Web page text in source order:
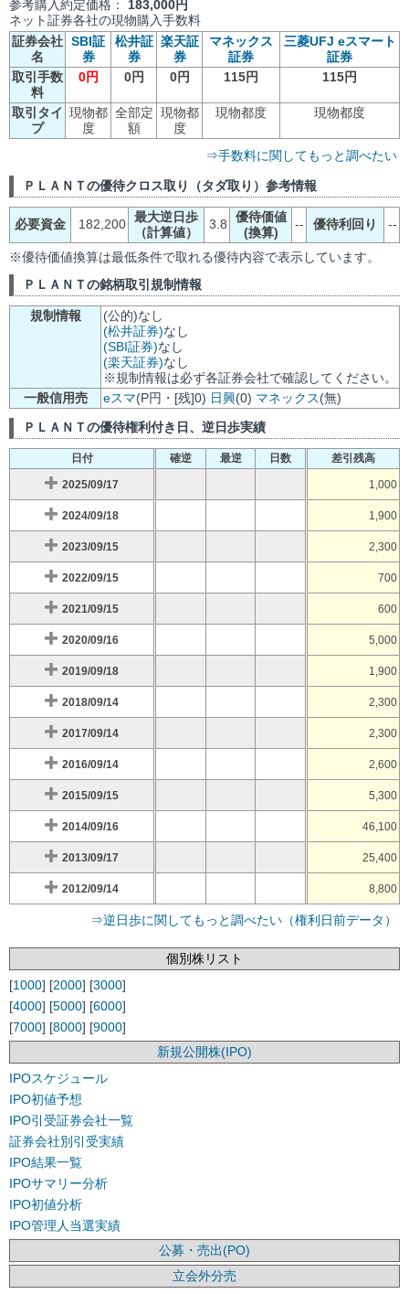
参考購入約定価格： 183,000円
ネット証券各社の現物購入手数料
証券会社
名
SBI証
券
松井証
券
楽天証
券
マネックス
証券
三菱UFJ eスマート
証券
取引手数
料
0円 0円 0円 115円 115円
取引タイ
プ
現物都
度
全部定
額
現物都
度
現物都度 現物都度
⇒手数料に関してもっと調べたい
ＰＬＡＮＴの優待クロス取り（タダ取り）参考情報
必要資金 182,200 最大逆日歩
（計算値）
3.8
優待価値
(換算)
-- 優待利回り --
※優待価値換算は最低条件で取れる優待内容で表示しています。
ＰＬＡＮＴの銘柄取引規制情報
規制情報
(公的)なし
(松井証券)なし
(SBI証券)なし
(楽天証券)なし
※規制情報は必ず各証券会社で確認してください。
一般信用売
eスマ(P円・[残]0) 日興(0) マネックス(無)
ＰＬＡＮＴの優待権利付き日、逆日歩実績
日付 確逆 最逆 日数 差引残高
2025/09/17 1,000
2024/09/18 1,900
2023/09/15 2,300
2022/09/15 700
2021/09/15 600
2020/09/16 5,000
2019/09/18 1,900
2018/09/14 2,300
2017/09/14 2,300
2016/09/14 2,600
2015/09/15 5,300
2014/09/16 46,100
2013/09/17 25,400
2012/09/14 8,800
⇒逆日歩に関してもっと調べたい（権利日前データ）
個別株リスト
[1000] [2000] [3000]
[4000] [5000] [6000]
[7000] [8000] [9000]
新規公開株(IPO)
IPOスケジュール
IPO初値予想
IPO引受証券会社一覧
証券会社別引受実績
IPO結果一覧
IPOサマリー分析
IPO初値分析
IPO管理人当選実績
公募・売出(PO)
立会外分売